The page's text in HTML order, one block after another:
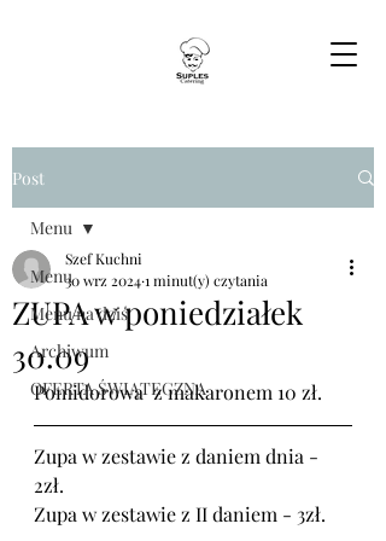
Post
Menu
Menu na dziś
Archiwum
OFERTA ŚWIĄTECZNA
Menu
ZUPA w poniedziałek
30.09
Szef Kuchni
30 wrz 20241 minut(y) czytania
Pomidorowa  z makaronem 10 zł.
Zupa w zestawie z daniem dnia -
2zł.
Zupa w zestawie z II daniem - 3zł.